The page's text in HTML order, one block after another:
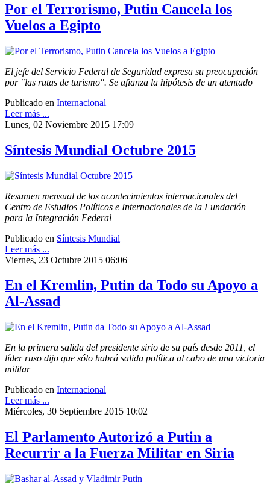
Por el Terrorismo, Putin Cancela los
Vuelos a Egipto
El jefe del Servicio Federal de Seguridad expresa su preocupación
por "las rutas de turismo". Se afianza la hipótesis de un atentado
Publicado en Internacional
Leer más ...
Lunes, 02 Noviembre 2015 17:09
Síntesis Mundial Octubre 2015
Resumen mensual de los acontecimientos internacionales del
Centro de Estudios Políticos e Internacionales de la Fundación
para la Integración Federal
Publicado en Síntesis Mundial
Leer más ...
Viernes, 23 Octubre 2015 06:06
En el Kremlin, Putin da Todo su Apoyo a
Al-Assad
En la primera salida del presidente sirio de su país desde 2011, el
líder ruso dijo que sólo habrá salida política al cabo de una victoria
militar
Publicado en Internacional
Leer más ...
Miércoles, 30 Septiembre 2015 10:02
El Parlamento Autorizó a Putin a
Recurrir a la Fuerza Militar en Siria